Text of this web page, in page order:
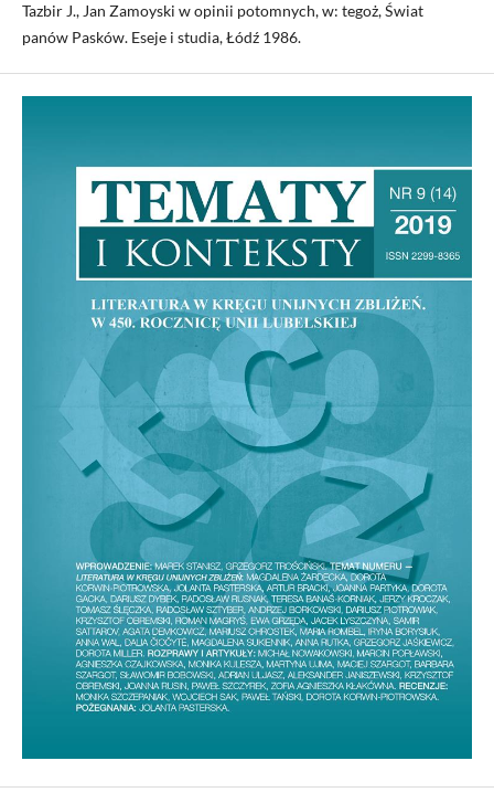
Tazbir J., Jan Zamoyski w opinii potomnych, w: tegoż, Świat
panów Pasków. Eseje i studia, Łódź 1986.